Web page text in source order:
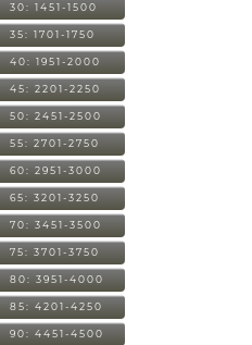
30: 1451-1500
35: 1701-1750
40: 1951-2000
45: 2201-2250
50: 2451-2500
55: 2701-2750
60: 2951-3000
65: 3201-3250
70: 3451-3500
75: 3701-3750
80: 3951-4000
85: 4201-4250
90: 4451-4500